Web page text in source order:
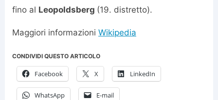
fino al Leopoldsberg (19. distretto).
Maggiori informazioni Wikipedia
CONDIVIDI QUESTO ARTICOLO
Facebook X LinkedIn
WhatsApp E-mail